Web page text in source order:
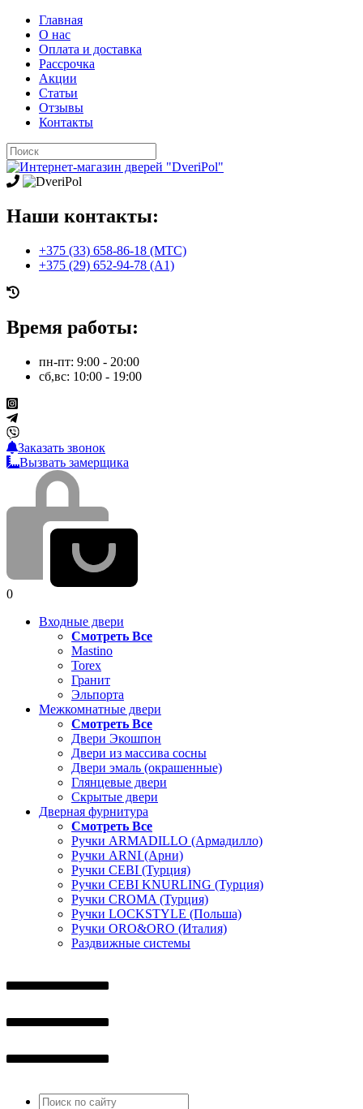
Главная
О нас
Оплата и доставка
Рассрочка
Акции
Статьи
Отзывы
Контакты
Наши контакты:
+375 (33) 658-86-18 (МТС)
+375 (29) 652-94-78 (A1)
Время работы:
пн-пт: 9:00 - 20:00
сб,вс: 10:00 - 19:00
Заказать звонок
Вызвать замерщика
0
Входные двери
Смотреть Все
Mastino
Torex
Гранит
Эльпорта
Межкомнатные двери
Смотреть Все
Двери Экошпон
Двери из массива сосны
Двери эмаль (окрашенные)
Глянцевые двери
Скрытые двери
Дверная фурнитура
Смотреть Все
Ручки ARMADILLO (Армадилло)
Ручки ARNI (Арни)
Ручки CEBI (Турция)
Ручки CEBI KNURLING (Турция)
Ручки CROMA (Турция)
Ручки LOCKSTYLE (Польша)
Ручки ORO&ORO (Италия)
Раздвижные системы